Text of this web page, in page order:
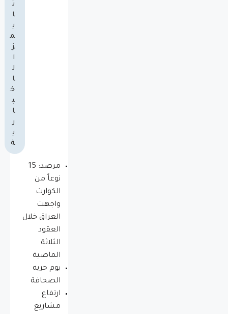
ت
ا
ي
م
ز
ا
ل
ا
خ
ب
ا
ر
ي
ة
مرصد: 15
نوعاً من
الكوارث
واجهت
العراق خلال
العقود
الثلاثة
الماضية
يوم حريه
الصحافة
ارتفاع
مشاريع